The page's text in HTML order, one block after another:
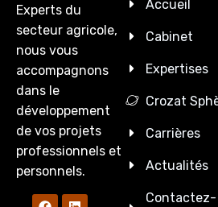
Experts du
secteur agricole,
nous vous
accompagnons
dans le
développement
de vos projets
professionnels et
personnels.
Accueil
Cabinet
Expertises
Crozat
Carrières
Actualités
Contactez-